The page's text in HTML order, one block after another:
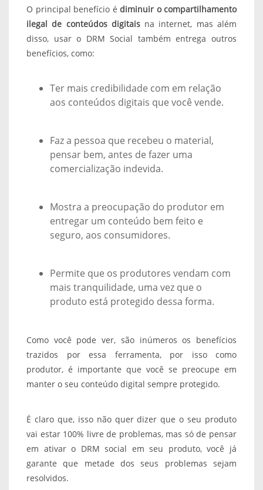
O principal benefício é diminuir o compartilhamento
ilegal de conteúdos digitaisna internet, mas além
disso, usar o DRM Social também entrega outros
benefícios, como:
Ter mais credibilidade com em relação
aos conteúdos digitais que você vende.
Faz a pessoa que recebeu o material,
pensar bem, antes de fazer uma
comercialização indevida.
Mostra a preocupação do produtor em
entregar um conteúdo bem feito e
seguro, aos consumidores.
Permite que os produtores vendam com
mais tranquilidade, uma vez que o
produto está protegido dessa forma.
Como você pode ver, são inúmeros os benefícios
trazidos por essa ferramenta, por isso como
produtor, é importante que você se preocupe em
manter o seu conteúdo digital sempre protegido.
É claro que, isso não quer dizer que o seu produto
vai estar 100% livre de problemas, mas só de pensar
em ativar o DRM social em seu produto, você já
garante que metade dos seus problemas sejam
resolvidos.